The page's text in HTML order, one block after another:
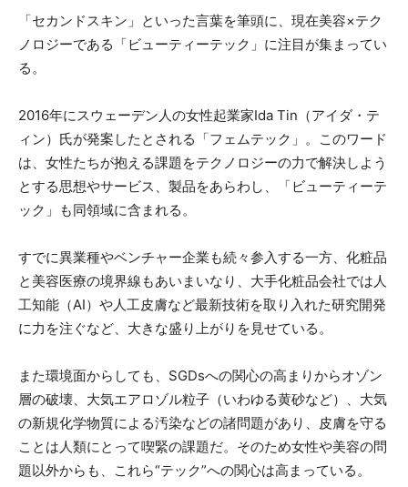
「セカンドスキン」といった言葉を筆頭に、現在美容×テク
ノロジーである「ビューティーテック」に注目が集まってい
る。
2016年にスウェーデン人の女性起業家Ida Tin（アイダ・テ
ィン）氏が発案したとされる「フェムテック」。このワード
は、女性たちが抱える課題をテクノロジーの力で解決しよう
とする思想やサービス、製品をあらわし、「ビューティーテ
ック」も同領域に含まれる。
すでに異業種やベンチャー企業も続々参入する一方、化粧品
と美容医療の境界線もあいまいなり、大手化粧品会社では人
工知能（AI）や人工皮膚など最新技術を取り入れた研究開発
に力を注ぐなど、大きな盛り上がりを見せている。
また環境面からしても、SGDsへの関心の高まりからオゾン
層の破壊、大気エアロゾル粒子（いわゆる黄砂など）、大気
の新規化学物質による汚染などの諸問題があり、皮膚を守る
ことは人類にとって喫緊の課題だ。そのため女性や美容の問
題以外からも、これら“テック”への関心は高まっている。